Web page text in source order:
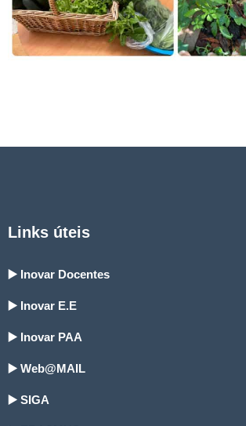
Links úteis
▶️ Inovar Docentes
▶️ Inovar E.E
▶️ Inovar PAA
▶️ Web@MAIL
▶️ SIGA